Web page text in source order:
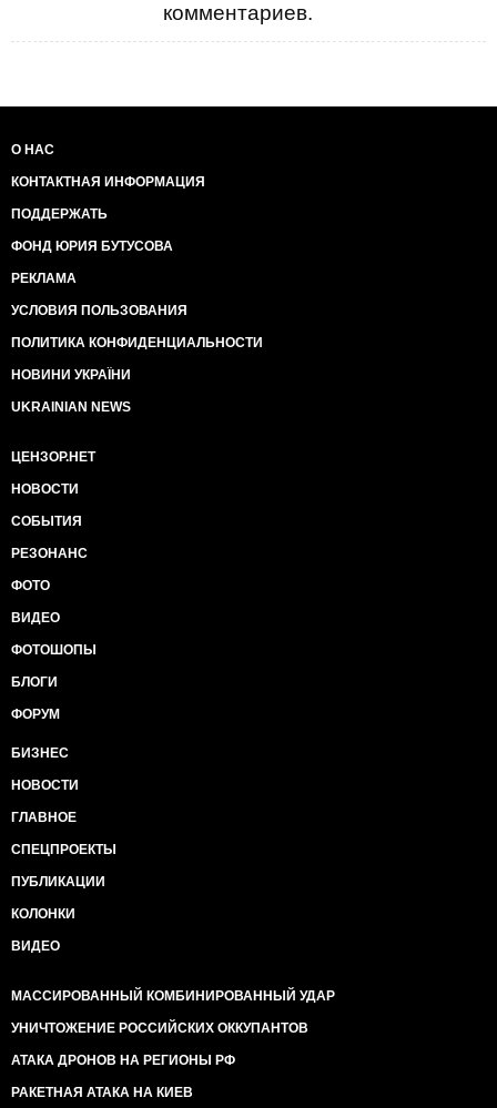
комментариев.
О НАС
КОНТАКТНАЯ ИНФОРМАЦИЯ
ПОДДЕРЖАТЬ
ФОНД ЮРИЯ БУТУСОВА
РЕКЛАМА
УСЛОВИЯ ПОЛЬЗОВАНИЯ
ПОЛИТИКА КОНФИДЕНЦИАЛЬНОСТИ
НОВИНИ УКРАЇНИ
UKRAINIAN NEWS
ЦЕНЗОР.НЕТ
НОВОСТИ
СОБЫТИЯ
РЕЗОНАНС
ФОТО
ВИДЕО
ФОТОШОПЫ
БЛОГИ
ФОРУМ
БИЗНЕС
НОВОСТИ
ГЛАВНОЕ
СПЕЦПРОЕКТЫ
ПУБЛИКАЦИИ
КОЛОНКИ
ВИДЕО
МАССИРОВАННЫЙ КОМБИНИРОВАННЫЙ УДАР
УНИЧТОЖЕНИЕ РОССИЙСКИХ ОККУПАНТОВ
АТАКА ДРОНОВ НА РЕГИОНЫ РФ
РАКЕТНАЯ АТАКА НА КИЕВ